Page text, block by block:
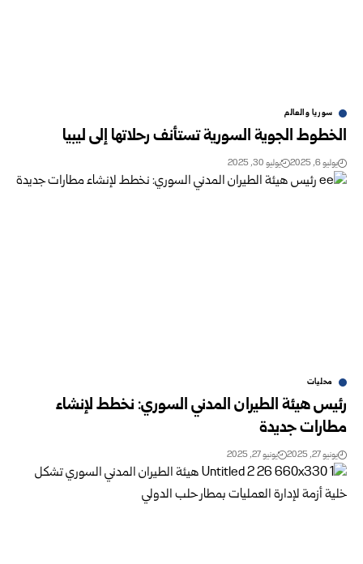
سوريا والعالم
الخطوط الجوية السورية تستأنف رحلاتها إلى ليبيا
يوليو 6, 2025 يوليو 30, 2025
محليات
رئيس هيئة الطيران المدني السوري: نخطط لإنشاء
مطارات جديدة
يونيو 27, 2025 يونيو 27, 2025